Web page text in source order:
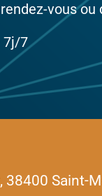
vous
7j/7
38400 Saint-